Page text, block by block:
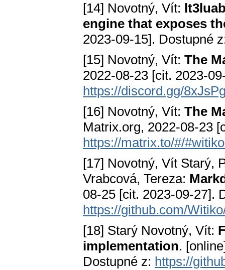
[14] Novotný, Vít:
engine that exposes
2023-09-15]. Dostupné
[15] Novotný, Vít: The
2022-08-23 [cit. 2023-
https://discord.gg/
[16] Novotný, Vít: The
Matrix.org, 2022-08-23
https://matrix.to/#/
[17] Novotný, Vít Starý,
Vrabcová, Tereza:
08-25 [cit. 2023-09-27].
https://github.com/
[18] Starý Novotný, Vít:
implementation.
Dostupné z: https://